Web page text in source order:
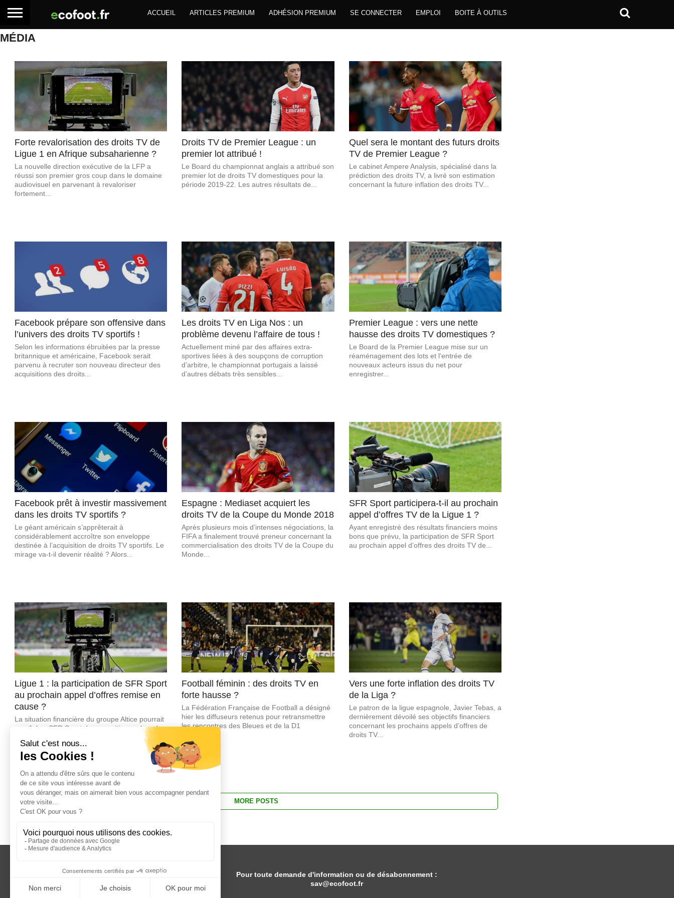
ACCUEIL ARTICLES PREMIUM ADHÉSION PREMIUM SE CONNECTER EMPLOI BOITE À OUTILS
MÉDIA
Forte revalorisation des droits TV de
Ligue 1 en Afrique subsaharienne ?
La nouvelle direction exécutive de la LFP a
réussi son premier gros coup dans le domaine
audiovisuel en parvenant à revaloriser
fortement...
Droits TV de Premier League : un
premier lot attribué !
Le Board du championnat anglais a attribué son
premier lot de droits TV domestiques pour la
période 2019-22. Les autres résultats de...
Quel sera le montant des futurs droits
TV de Premier League ?
Le cabinet Ampere Analysis, spécialisé dans la
prédiction des droits TV, a livré son estimation
concernant la future inflation des droits TV...
Facebook prépare son offensive dans
l’univers des droits TV sportifs !
Selon les informations ébruitées par la presse
britannique et américaine, Facebook serait
parvenu à recruter son nouveau directeur des
acquisitions des droits...
Les droits TV en Liga Nos : un
problème devenu l’affaire de tous !
Actuellement miné par des affaires extra-
sportives liées à des soupçons de corruption
d’arbitre, le championnat portugais a laissé
d’autres débats très sensibles...
Premier League : vers une nette
hausse des droits TV domestiques ?
Le Board de la Premier League mise sur un
réaménagement des lots et l’entrée de
nouveaux acteurs issus du net pour
enregistrer...
Facebook prêt à investir massivement
dans les droits TV sportifs ?
Le géant américain s’apprêterait à
considérablement accroître son enveloppe
destinée à l’acquisition de droits TV sportifs. Le
mirage va-t-il devenir réalité ? Alors...
Espagne : Mediaset acquiert les
droits TV de la Coupe du Monde 2018
Après plusieurs mois d’intenses négociations, la
FIFA a finalement trouvé preneur concernant la
commercialisation des droits TV de la Coupe du
Monde...
SFR Sport participera-t-il au prochain
appel d’offres TV de la Ligue 1 ?
Ayant enregistré des résultats financiers moins
bons que prévu, la participation de SFR Sport
au prochain appel d’offres des droits TV de...
Ligue 1 : la participation de SFR Sport
au prochain appel d’offres remise en
cause ?
La situation financière du groupe Altice pourrait
empêcher SFR Sport de se positionner lors du
prochain appel d’offres concernant les droits
TV...
Football féminin : des droits TV en
forte hausse ?
La Fédération Française de Football a désigné
hier les diffuseurs retenus pour retransmettre
les rencontres des Bleues et de la D1
Vers une forte inflation des droits TV
de la Liga ?
Le patron de la ligue espagnole, Javier Tebas, a
dernièrement dévoilé ses objectifs financiers
concernant les prochains appels d’offres de
droits TV...
MORE POSTS
Pour toute demande d'information ou de désabonnement :
sav@ecofoot.fr